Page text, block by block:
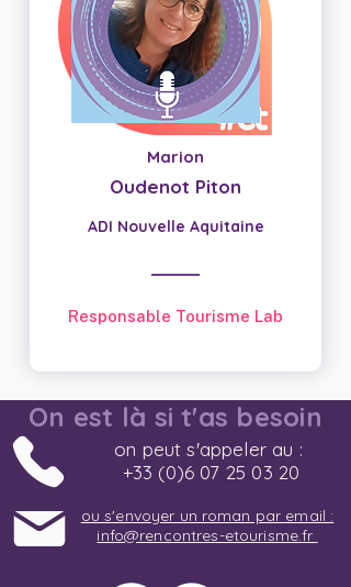
Marion
Oudenot Piton
ADI Nouvelle Aquitaine
Responsable Tourisme Lab
On est là si t'as besoin
on peut s'appeler au :
+33 (0)6 07 25 03 20
ou s'envoyer un roman par email :
info@rencontres-etourisme.fr